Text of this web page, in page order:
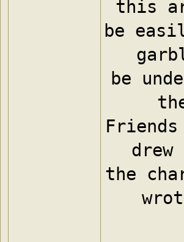
this
be
be
Friends
the